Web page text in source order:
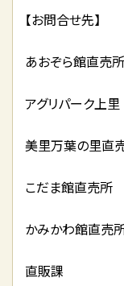
【お問合せ先】
あおぞら館直
アグリパーク
美里万葉の里
こだま館直売
かみかわ館直
直販課